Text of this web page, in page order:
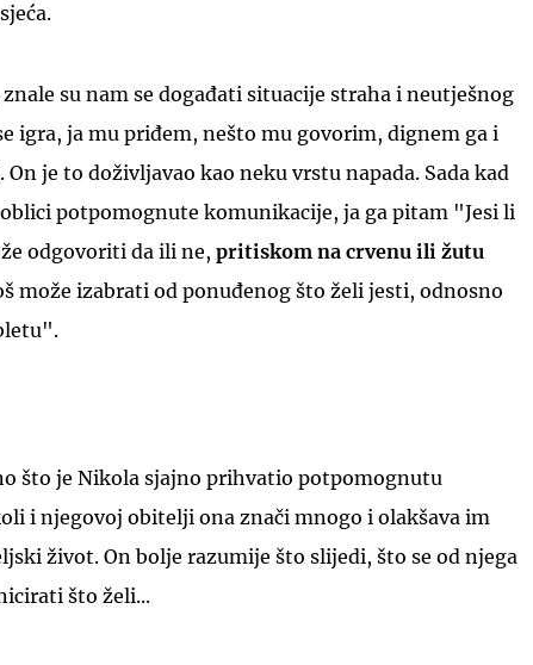
su nam se događati situacije straha i neutješnog
igra, ja mu priđem, nešto mu govorim, dignem ga i
je to doživljavao kao neku vrstu napada. Sada kad
potpomognute komunikacije, ja ga pitam "Jesi li
odgovoriti da ili ne, pritiskom na crvenu ili žutu
može izabrati od ponuđenog što želi jesti, odnosno
što je Nikola sjajno prihvatio potpomognutu
i njegovoj obitelji ona znači mnogo i olakšava im
život. On bolje razumije što slijedi, što se od njega
što želi...